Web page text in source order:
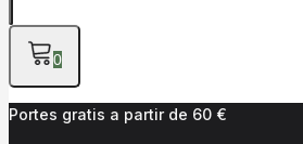
0
Portes gratis a partir de 60 €